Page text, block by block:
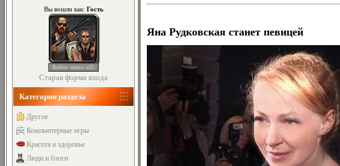
Вы вошли как: Гость
Войти через uID
Старая форма входа
Категории раздела
Другое
Компьютерные игры
Красота и здоровье
Люди и блоги
Яна Рудковская станет певицей